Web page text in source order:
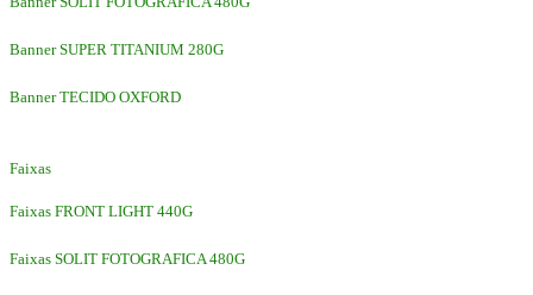
Banner SUPER TITANIUM 280G
Banner TECIDO OXFORD
Faixas
Faixas FRONT LIGHT 440G
Faixas SOLIT FOTOGRAFICA 480G